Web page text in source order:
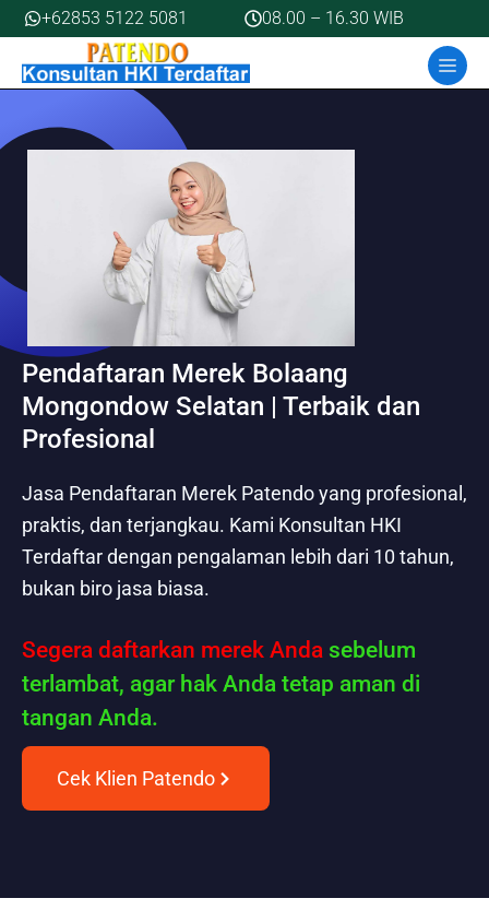
Skip
to
content
+62853 5122 5081 08.00 – 16.30 WIB
Pendaftaran Merek Bolaang
Mongondow Selatan | Terbaik dan
Profesional
Jasa Pendaftaran Merek Patendo yang profesional,
praktis, dan terjangkau. Kami Konsultan HKI
Terdaftar dengan pengalaman lebih dari 10 tahun,
bukan biro jasa biasa.
Segera daftarkan merek Anda sebelum
terlambat, agar hak Anda tetap aman di
tangan Anda.
Cek Klien Patendo